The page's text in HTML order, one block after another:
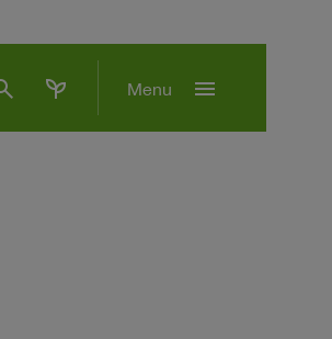
psychiatry Menu menu